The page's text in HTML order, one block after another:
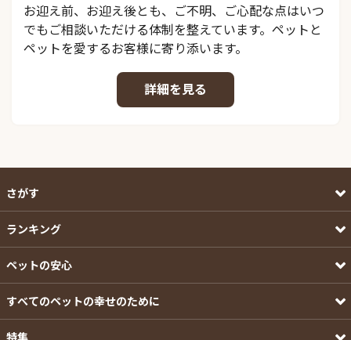
お迎え前、お迎え後とも、ご不明、ご心配な点はいつ
でもご相談いただける体制を整えています。ペットと
ペットを愛するお客様に寄り添います。
詳細を見る
さがす
ランキング
ペットの安心
すべてのペットの幸せのために